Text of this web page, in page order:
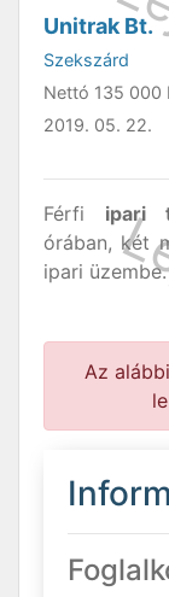
Unitrak Bt.
Szekszárd
Nettó 135 000
2019. 05. 22.
Férfi ipari
órában, két
ipari üzembe.
Az